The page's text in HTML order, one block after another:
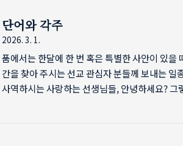
한국사회 및 한국교회와 함께하는 이주민교회를
자를 이어주는 역할을 하게 됩니다.함께 연대하
단어와 각주
2026. 3. 1.
품에서는 한달에 한 번 혹은 특별한 사안이 있을
간을 찾아 주시는 선교 관심자 분들께 보내는 일
사역하시는 사랑하는 선생님들, 안녕하세요?